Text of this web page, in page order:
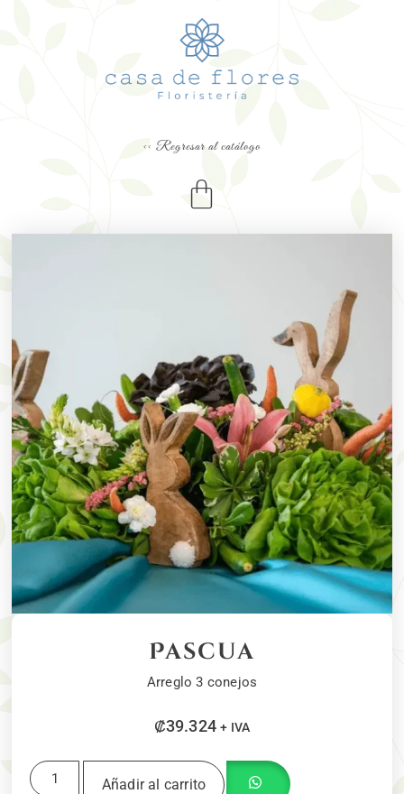
<< Regresar al catálogo
Pascua
Arreglo 3 conejos
₡39.324 + IVA
Añadir al carrito